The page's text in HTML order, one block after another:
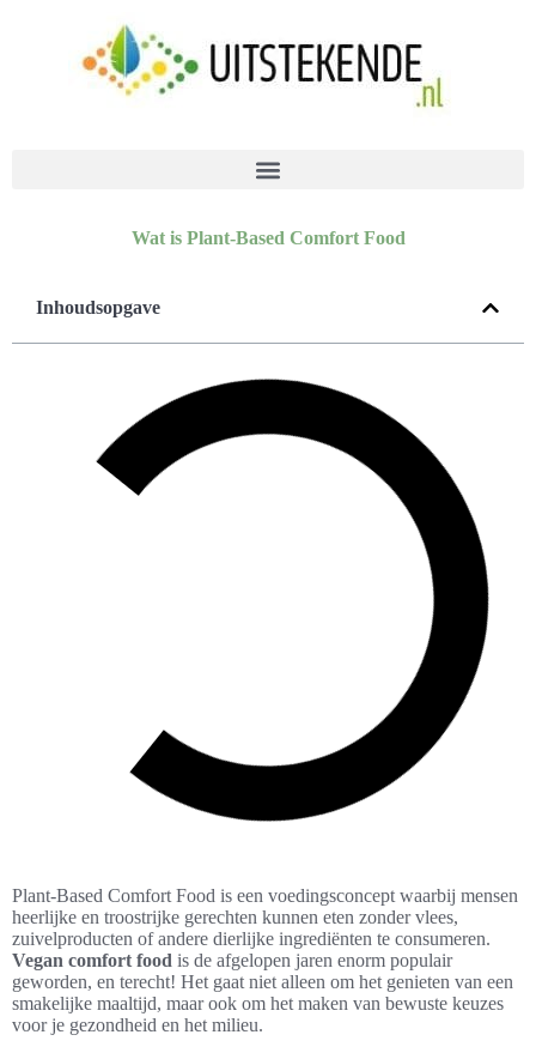
Wat is Plant-Based Comfort Food
Inhoudsopgave
Plant-Based Comfort Food is een voedingsconcept waarbij mensen
heerlijke en troostrijke gerechten kunnen eten zonder vlees,
zuivelproducten of andere dierlijke ingrediënten te consumeren.
Vegan comfort food is de afgelopen jaren enorm populair
geworden, en terecht! Het gaat niet alleen om het genieten van een
smakelijke maaltijd, maar ook om het maken van bewuste keuzes
voor je gezondheid en het milieu.